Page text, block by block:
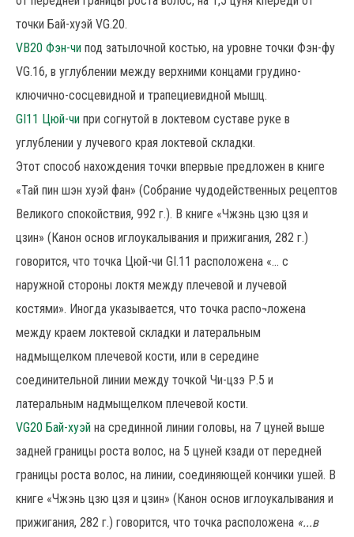
точки Бай-хуэй VG.20.
VB20 Фэн-чи под затылочной костью, на уровне точки Фэн-фу
VG.16, в углублении между верхними концами грудино-
ключично-сосцевидной и трапециевидной мышц.
GI11 Цюй-чи при согнутой в локтевом суставе руке в
углублении у лучевого края локтевой складки.
Этот способ нахождения точки впервые предложен в книге
«Тай пин шэн хуэй фан» (Собрание чудодейственных рецептов
Великого спокойствия, 992 г.). В книге «Чжэнь цзю цзя и
цзин» (Канон основ иглоукалывания и прижигания, 282 г.)
говорится, что точка Цюй-чи GI.11 расположена «... с
наружной стороны локтя между плечевой и лучевой
костями». Иногда указывается, что точка распо¬ложена
между краем локтевой складки и латеральным
надмыщелком плечевой кости, или в середине
соединительной линии между точкой Чи-цзэ Р.5 и
латеральным надмыщелком плечевой кости.
VG20 Бай-хуэй на срединной линии головы, на 7 цуней выше
задней границы роста волос, на 5 цуней кзади от передней
границы роста волос, на линии, соединяющей кончики ушей. В
книге «Чжэнь цзю цзя и цзин» (Канон основ иглоукалывания и
прижигания, 282 г.) говорится, что точка расположена «...в